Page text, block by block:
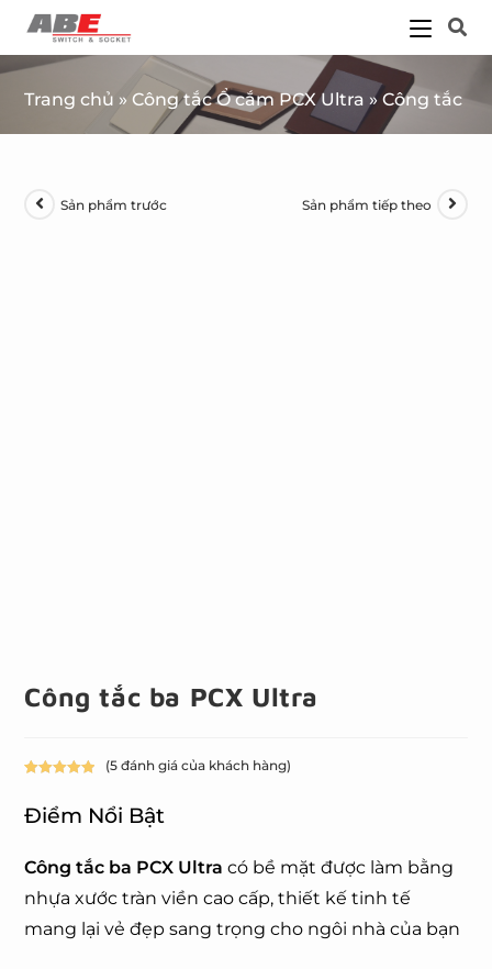
Trang chủ »Công tắc Ổ cắm PCX Ultra »Công tắc
Sản phẩm trước Sản phẩm tiếp theo
Công tắc ba PCX Ultra
dựa trên
(5 đánh giá của khách hàng)
Điểm Nổi Bật
Công tắc ba PCX Ultra có bề mặt được làm bằng
nhựa xước tràn viền cao cấp,thiết kế tinh tế
mang lại vẻ đẹp sang trọng cho ngôi nhà của bạn